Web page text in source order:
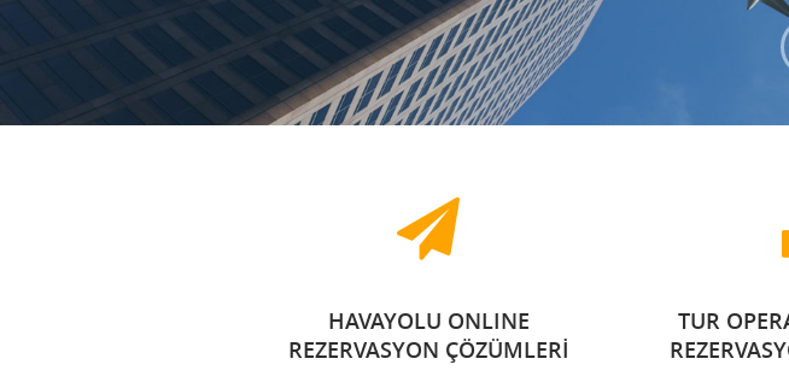
HAVAYOLU ONLINE
REZERVASYON ÇÖZÜMLERİ
TUR